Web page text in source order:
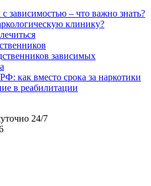
зависимостью – что важно знать?
клинику?
зависимых
как вместо срока за наркотики
в реабилитации
24/7